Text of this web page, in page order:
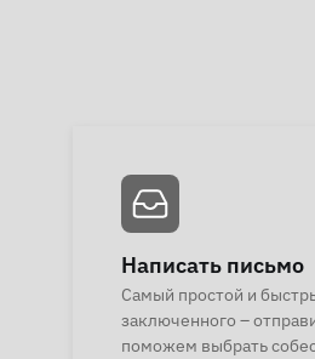
Написать письмо
Самый простой и
заключенного –
поможем выбрать